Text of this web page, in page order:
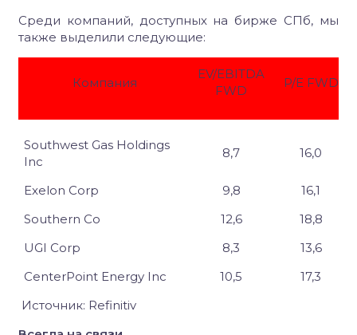
Среди компаний, доступных на бирже СПб, мы
также выделили следующие:
Компания
EV/EBITDA
FWD
P/E FWD
Southwest Gas Holdings
Inc
8,7 16,0
Exelon Corp 9,8
16,1
Southern Co
12,6
18,8
UGI Corp
8,3
13,6
CenterPoint Energy Inc
10,5
17,3
Источник: Refinitiv